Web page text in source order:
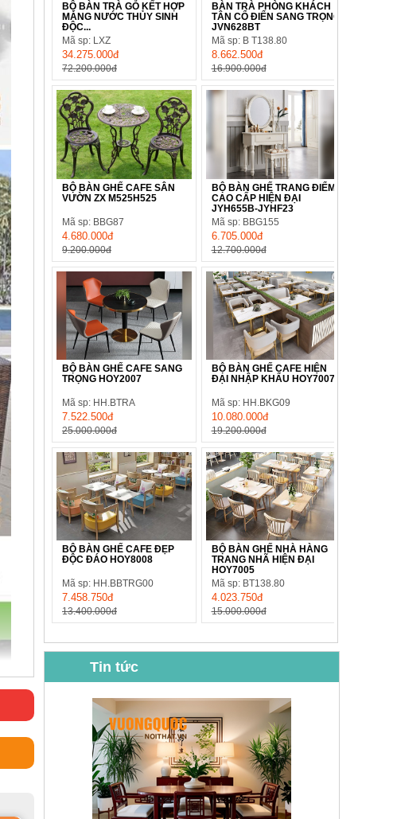
BỘ BÀN TRÀ GỖ KẾT HỢP
MÁNG NƯỚC THỦY SINH
ĐỘC...
Mã sp: LXZ
34.275.000đ
72.200.000đ
BÀN TRÀ PHÒNG KHÁCH
TÂN CỔ ĐIỂN SANG TRỌNG
JVN628BT
Mã sp: B T138.80
8.662.500đ
16.900.000đ
BỘ BÀN GHẾ CAFE SÂN
VƯỜN ZX M525H525
Mã sp: BBG87
4.680.000đ
9.200.000đ
BỘ BÀN GHẾ TRANG ĐIỂM
CAO CẤP HIỆN ĐẠI
JYH655B-JYHF23
Mã sp: BBG155
6.705.000đ
12.700.000đ
BỘ BÀN GHẾ CAFE SANG
TRỌNG HOY2007
Mã sp: HH.BTRA
7.522.500đ
25.000.000đ
BỘ BÀN GHẾ CAFE HIỆN
ĐẠI NHẬP KHẨU HOY7007
Mã sp: HH.BKG09
10.080.000đ
19.200.000đ
BỘ BÀN GHẾ CAFE ĐẸP
ĐỘC ĐÁO HOY8008
Mã sp: HH.BBTRG00
7.458.750đ
13.400.000đ
BỘ BÀN GHẾ NHÀ HÀNG
TRANG NHÃ HIỆN ĐẠI
HOY7005
Mã sp: BT138.80
4.023.750đ
15.000.000đ
BỘ BÀN GHẾ CAFE NHẬP
KHẨU CAO CẤP HOY7006
Mã sp: BT135
14.178.750đ
24.700.000đ
BỘ BÀN TRÀ GỖ TỰ NHIÊN
PHONG CÁCH TRUNG HOA
KIỂU MỚI...
Mã sp: BT138.80
20.250.000đ
39.150.000đ
Tin tức